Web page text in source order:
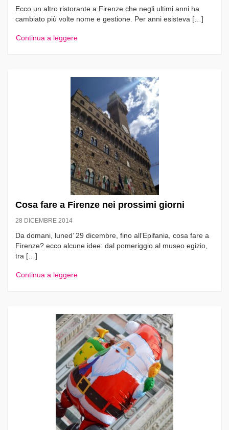
Ecco un altro ristorante a Firenze che negli ultimi anni ha
cambiato più volte nome e gestione. Per anni esisteva […]
Continua a leggere
Cosa fare a Firenze nei prossimi giorni
28 DICEMBRE 2014
Da domani, luned’ 29 dicembre, fino all’Epifania, cosa fare a
Firenze? ecco alcune idee: dal pomeriggio al museo egizio,
tra […]
Continua a leggere